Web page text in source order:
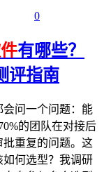
0
有哪些？
评指南
问一个问题：能
的团队在对接后
重复的问题。这
如何选型？我调研